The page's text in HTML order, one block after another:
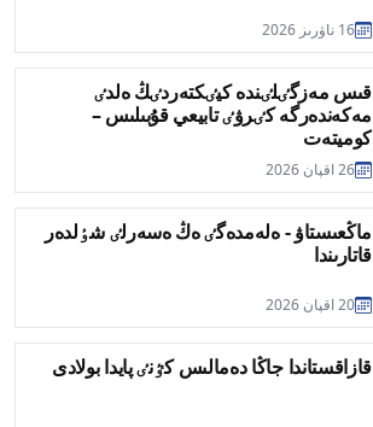
16 ناۋرىز 2026
قىس مەزگٸلٸندە كيٸكتەردٸڭ ەلدٸ
مەكەندەرگە كٸرۋٸ تابيعي قۇبىلىس –
كوميتەت
26 اقپان 2026
ماڭعىستاۋ - ەلەمدەگٸ ەڭ ەسەرلٸ شٶلدەر
قاتارىندا
20 اقپان 2026
قازاقستاندا جاڭا دەمالىس كٷنٸ پايدا بولادى